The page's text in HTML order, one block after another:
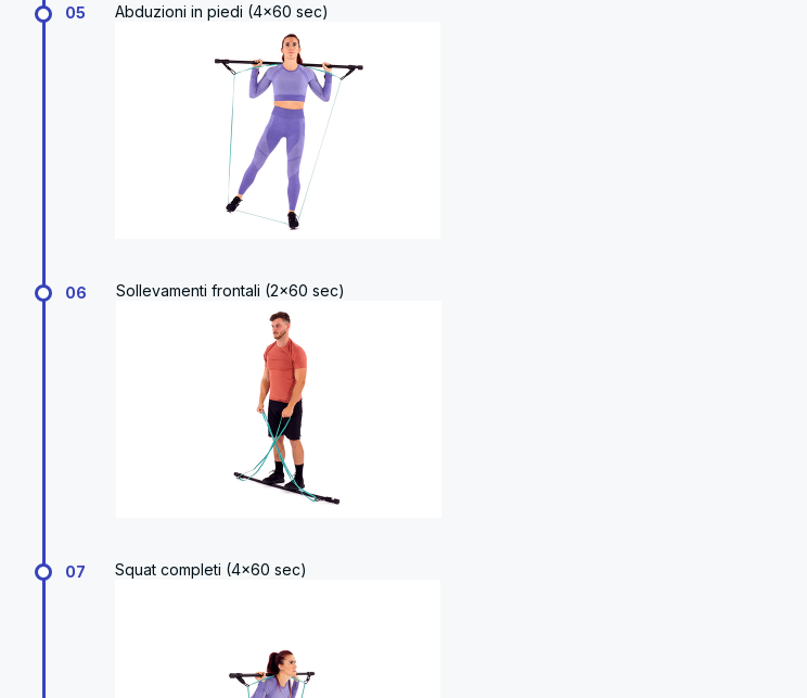
05 Abduzioni in piedi (4x60 sec)
06 Sollevamenti frontali (2x60 sec)
07 Squat completi (4x60 sec)